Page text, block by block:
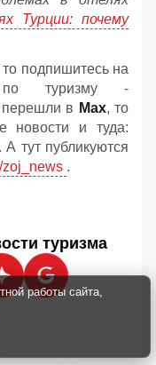
Турции: почему
то подпишитесь на
туризму -
в Мах, то
новости и туда:
. А тут публикуются
zoj_news .
туризма
работы сайта,